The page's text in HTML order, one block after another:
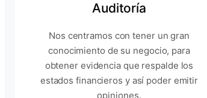
Auditoría
Nos centramos con tener un gran
conocimiento de su negocio, para
obtener evidencia que respalde los
estados financieros y así poder emitir
opiniones.